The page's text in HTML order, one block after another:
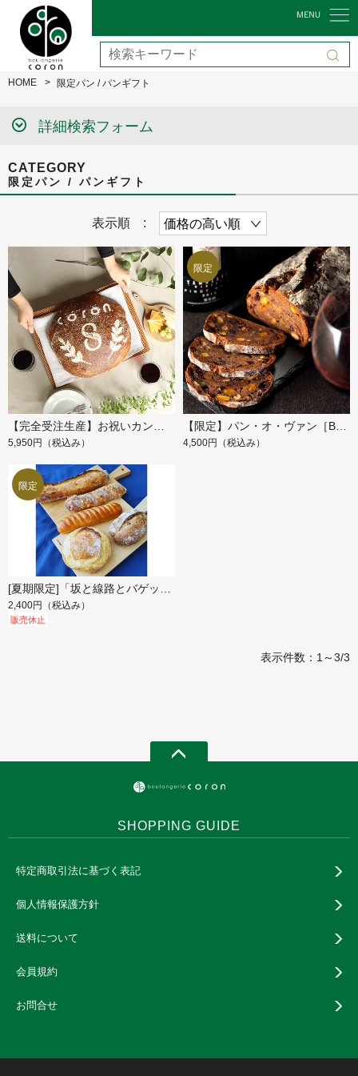
HOME 限定パン / パンギフト
詳細検索フォーム
CATEGORY
限定パン / パンギフト
表示順 :
5,950円 （税込み） 4,500円 （税込み）
2,400円 （税込み）
販売休止
表示件数：1～3/3
SHOPPING GUIDE
特定商取引法に基づく表記
個人情報保護方針
送料について
会員規約
お問合せ